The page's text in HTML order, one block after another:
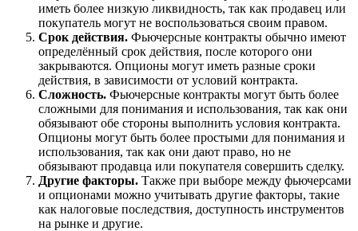
иметь более низкую ликвидность, так как продавец или
покупатель могут не воспользоваться своим правом.
Срок действия. Фьючерсные контракты обычно имеют
определённый срок действия, после которого они
закрываются. Опционы могут иметь разные сроки
действия, в зависимости от условий контракта.
Сложность. Фьючерсные контракты могут быть более
сложными для понимания и использования, так как они
обязывают обе стороны выполнить условия контракта.
Опционы могут быть более простыми для понимания и
использования, так как они дают право, но не
обязывают продавца или покупателя совершить сделку.
Другие факторы. Также при выборе между фьючерсами
и опционами можно учитывать другие факторы, такие
как налоговые последствия, доступность инструментов
на рынке и другие.